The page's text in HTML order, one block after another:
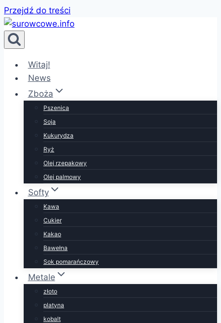
Przejdź do treści
Witaj!
News
Zboża
Pszenica
Soja
Kukurydza
Ryż
Olej rzepakowy
Olej palmowy
Softy
Kawa
Cukier
Kakao
Bawełna
Sok pomarańczowy
Metale
złoto
platyna
kobalt